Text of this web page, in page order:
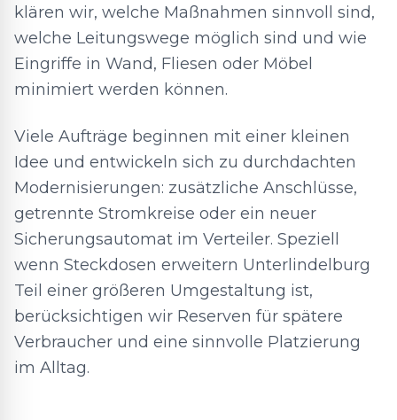
klären wir, welche Maßnahmen sinnvoll sind,
welche Leitungswege möglich sind und wie
Eingriffe in Wand, Fliesen oder Möbel
minimiert werden können.
Viele Aufträge beginnen mit einer kleinen
Idee und entwickeln sich zu durchdachten
Modernisierungen: zusätzliche Anschlüsse,
getrennte Stromkreise oder ein neuer
Sicherungsautomat im Verteiler. Speziell
wenn Steckdosen erweitern Unterlindelburg
Teil einer größeren Umgestaltung ist,
berücksichtigen wir Reserven für spätere
Verbraucher und eine sinnvolle Platzierung
im Alltag.